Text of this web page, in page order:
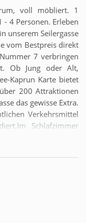
voll möbliert. 1
- 4 Personen. Erleben
unserem Seilergasse
vom Bestpreis direkt
7 verbringen
Ob Jung oder Alt,
Kaprun Karte bietet
200 Attraktionen
das gewisse Extra.
Verkehrsmittel
Schlafzimmer
Wohnzimmer ist
ausgestattet.
Zimmer. Unser
Backofen,
Jedenfalls haben wir
hinter dem